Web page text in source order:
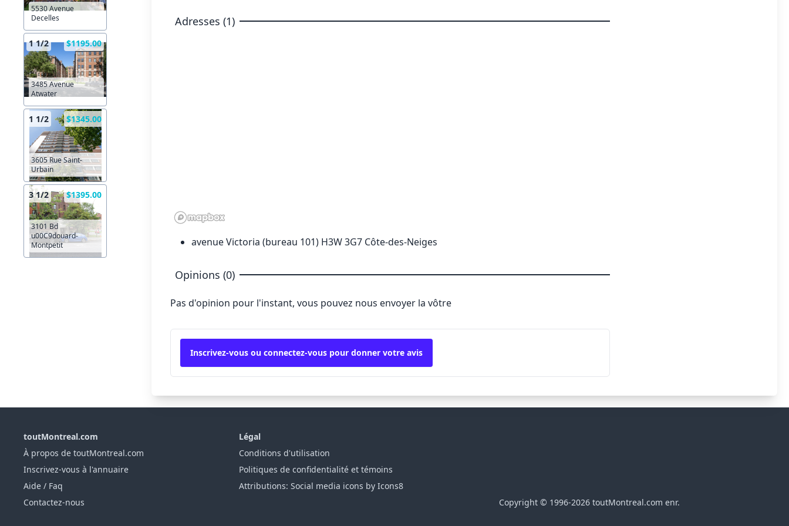
5530 Avenue
Decelles
1 1/2 $1195.00
3485 Avenue
Atwater
1 1/2 $1345.00
3605 Rue Saint-
Urbain
3 1/2 $1395.00
3101 Bd
u00C9douard-
Montpetit
Adresses (1)
avenue Victoria (bureau 101) H3W 3G7 Côte-des-Neiges
Opinions (0)
Pas d'opinion pour l'instant, vous pouvez nous envoyer la vôtre
Inscrivez-vous ou connectez-vous pour donner votre avis
toutMontreal.com
À propos de toutMontreal.com
Inscrivez-vous à l'annuaire
Aide / Faq
Contactez-nous
Légal
Conditions d'utilisation
Politiques de confidentialité et témoins
Attributions: Social media icons by Icons8
Copyright © 1996-2026 toutMontreal.com enr.